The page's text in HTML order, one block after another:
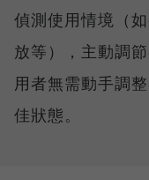
偵測使用情境（
放等），主動調
用者無需動手調
佳狀態。